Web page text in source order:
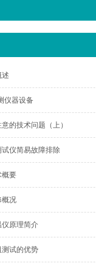
述
仪器设备
的技术问题（上）
仪简易故障排除
概要
概况
仪原理简介
试的优势